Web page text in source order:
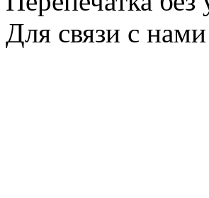
Для связи с